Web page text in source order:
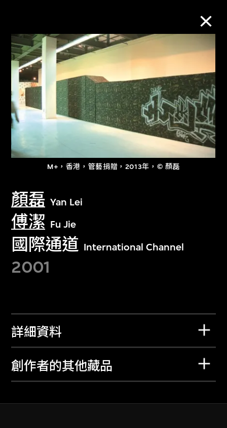
M+，香港，管藝捐贈，2013年，© 顏磊
顏磊 Yan Lei
傅潔 Fu Jie
國際通道 International Channel
2001
詳細資料
創作者的其他藏品
M+藏品
進一步篩選 搜索
關於M+藏品
探索世界頂級的二十及二十一世紀視覺
文化藏品。